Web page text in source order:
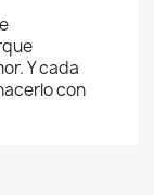
Y cada
con